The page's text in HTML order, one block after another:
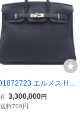
エルメス HE
バーキン25 Y刻印
ルーニュイ シルバー金
3,300,000円
送料700円